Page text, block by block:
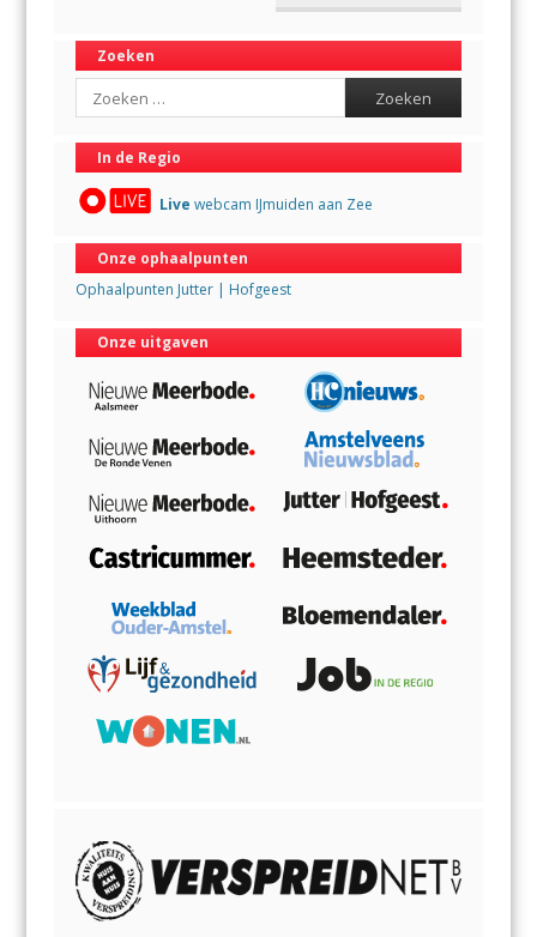
Zoeken
Search
In de Regio
Live webcam IJmuiden aan Zee
Onze ophaalpunten
Ophaalpunten Jutter | Hofgeest
Onze uitgaven